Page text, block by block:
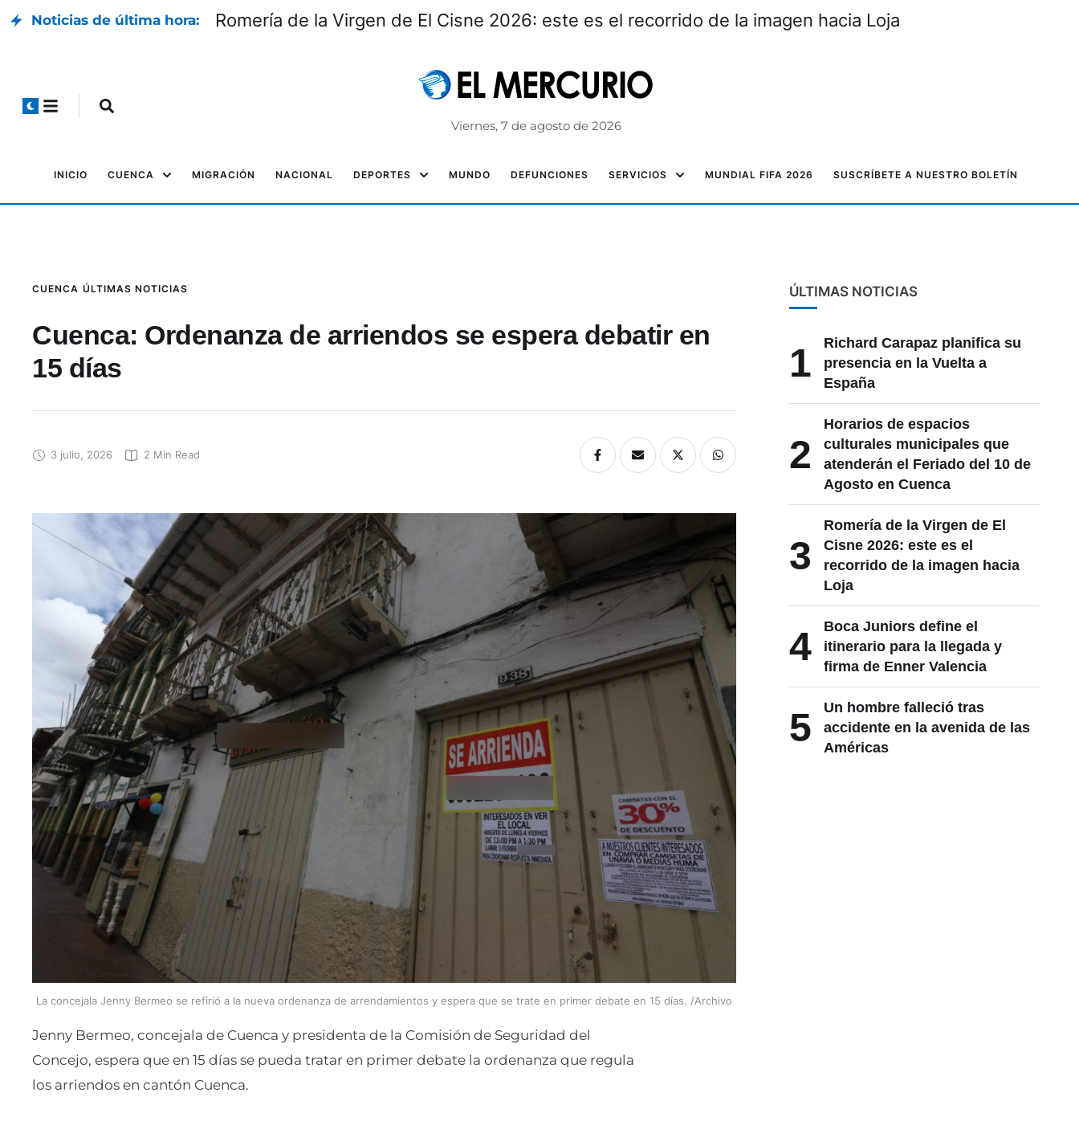
Noticias de última hora: Romería de la Virgen de El Cisne 2026: este es el recorrido de la imagen hacia Loja
Viernes, 7 de agosto de 2026
INICIO CUENCA MIGRACIÓN NACIONAL DEPORTES MUNDO DEFUNCIONES SERVICIOS MUNDIAL FIFA 2026 SUSCRÍBETE A NUESTRO BOLETÍN
CUENCA ÚLTIMAS NOTICIAS
Cuenca: Ordenanza de arriendos se espera debatir en
15 días
3 julio, 2026 2 Min Read
La concejala Jenny Bermeo se refirió a la nueva ordenanza de arrendamientos y espera que se trate en primer debate en 15 días. /Archivo
Jenny Bermeo, concejala de Cuenca y presidenta de la Comisión de Seguridad del
Concejo, espera que en 15 días se pueda tratar en primer debate la ordenanza que regula
los arriendos en cantón Cuenca.
ÚLTIMAS NOTICIAS
1
Richard Carapaz planifica su
presencia en la Vuelta a
España
2
Horarios de espacios
culturales municipales que
atenderán el Feriado del 10 de
Agosto en Cuenca
3
Romería de la Virgen de El
Cisne 2026: este es el
recorrido de la imagen hacia
Loja
4
Boca Juniors define el
itinerario para la llegada y
firma de Enner Valencia
5
Un hombre falleció tras
accidente en la avenida de las
Américas